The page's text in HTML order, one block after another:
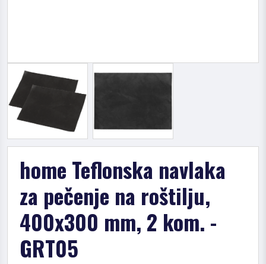
home Teflonska navlaka
za pečenje na roštilju,
400x300 mm, 2 kom. -
GRT05